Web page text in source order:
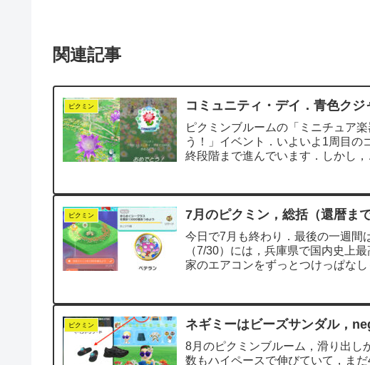
関連記事
ピクミン コミュニティ・デイ．青色ク
ピクミンブルームの「ミニチュア
う！」イベント．いよいよ1周目の
終段階まで進んでいます．しかし
ピクミン 7月のピクミン，総括（還暦ま
今日で7月も終わり．最後の一週間
（7/30）には，兵庫県で国内史上
家のエアコンをずっとつけっぱな
ピクミン ネギミーはビーズサンダル，
8月のピクミンブルーム，滑り出し
数もハイペースで伸びていて，ま